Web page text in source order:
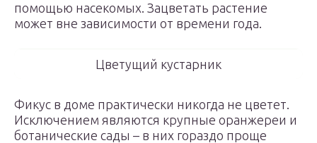
помощью насекомых. Зацветать растение
может вне зависимости от времени года.
Цветущий кустарник
Фикус в доме практически никогда не цветет.
Исключением являются крупные оранжереи и
ботанические сады – в них гораздо проще